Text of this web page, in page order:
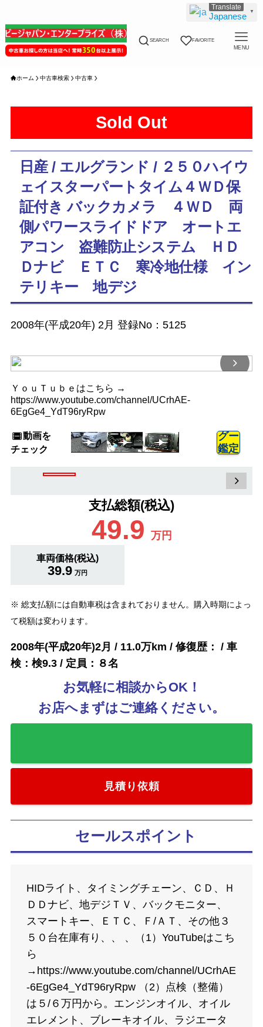
SEARCH FAVORITE
MENU
ホーム 中古車検索 中古車
Sold Out
日産 / エルグランド / ２５０ハイウ
ェイスターパートタイム４ＷＤ保
証付き バックカメラ ４ＷＤ 両
側パワースライドドア オートエ
アコン 盗難防止システム ＨＤ
Ｄナビ ＥＴＣ 寒冷地仕様 イン
テリキー 地デジ
2008年(平成20年) 2月 登録No：5125
ＹｏｕＴｕｂｅはこちら →
https://www.youtube.com/channel/UCrhAE-
6EgGe4_YdT96ryRpw
動画を
チェック
グー
鑑定
支払総額(税込)
49.9 万円
車両価格(税込)
39.9 万円
※ 総支払額には自動車税は含まれておりません。購入時期によっ
て税額は変わります。
2008年(平成20年)2月 / 11.0万km / 修復歴： / 車
検：検9.3 / 定員：８名
お気軽に相談からOK！
お店へまずはご連絡ください。
見積り依頼
セールスポイント
HIDライト、タイミングチェーン、ＣＤ、Ｈ
ＤＤナビ、地デジＴＶ、バックモニター、
スマートキー、ＥＴＣ、Ｆ/ＡＴ、その他３
５０台在庫有り、、 、（1）YouTubeはこち
ら
→https://www.youtube.com/channel/UCrhAE
-6EgGe4_YdT96ryRpw （2）点検（整備）
は５/６万円から。エンジンオイル、オイル
エレメント、ブレーキオイル、ラジエータ
Japanese ▼